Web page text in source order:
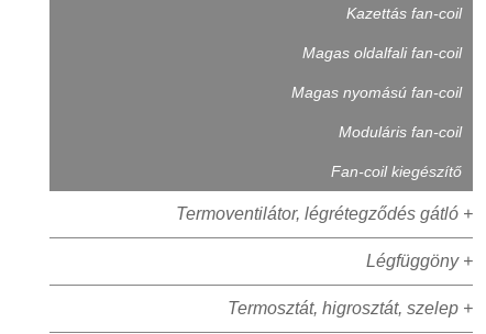
Kazettás fan-coil
Magas oldalfali fan-coil
Magas nyomású fan-coil
Moduláris fan-coil
Fan-coil kiegészítő
Termoventilátor, légrétegződés gátló +
Légfüggöny +
Termosztát, higrosztát, szelep +